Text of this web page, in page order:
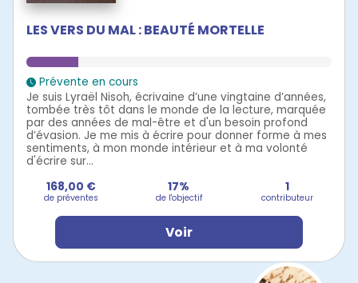
LES VERS DU MAL : BEAUTÉ MORTELLE
Prévente en cours
Je suis Lyraël Nisoh, écrivaine d’une vingtaine d’années,
tombée très tôt dans le monde de la lecture, marquée
par des années de mal-être et d'un besoin profond
d’évasion. Je me mis à écrire pour donner forme à mes
sentiments, à mon monde intérieur et à ma volonté
d'écrire sur...
168,00 €
de préventes
17%
de l'objectif
1
contributeur
Voir